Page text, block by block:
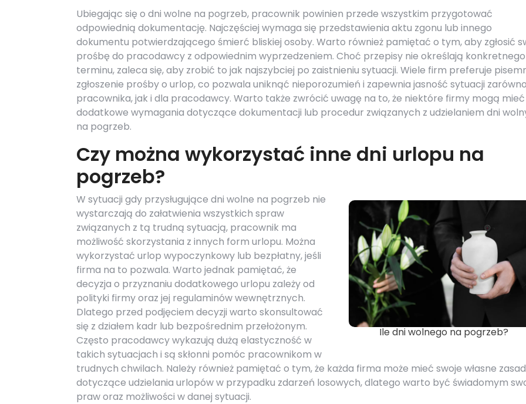
Ubiegając się o dni wolne na pogrzeb, pracownik powinien przede wszystkim przygotować
odpowiednią dokumentację. Najczęściej wymaga się przedstawienia aktu zgonu lub innego
dokumentu potwierdzającego śmierć bliskiej osoby. Warto również pamiętać o tym, aby zgłosić
prośbę do pracodawcy z odpowiednim wyprzedzeniem. Choć przepisy nie określają konkretnego
terminu, zaleca się, aby zrobić to jak najszybciej po zaistnieniu sytuacji. Wiele firm preferuje
zgłoszenie prośby o urlop, co pozwala uniknąć nieporozumień i zapewnia jasność sytuacji
pracownika, jak i dla pracodawcy. Warto także zwrócić uwagę na to, że niektóre firmy mogą mieć
dodatkowe wymagania dotyczące dokumentacji lub procedur związanych z udzielaniem dni
na pogrzeb.
Czy można wykorzystać inne dni urlopu na
pogrzeb?
Ile dni wolnego na pogrzeb?
W sytuacji gdy przysługujące dni wolne na pogrzeb nie
wystarczają do załatwienia wszystkich spraw
związanych z tą trudną sytuacją, pracownik ma
możliwość skorzystania z innych form urlopu. Można
wykorzystać urlop wypoczynkowy lub bezpłatny, jeśli
firma na to pozwala. Warto jednak pamiętać, że
decyzja o przyznaniu dodatkowego urlopu zależy od
polityki firmy oraz jej regulaminów wewnętrznych.
Dlatego przed podjęciem decyzji warto skonsultować
się z działem kadr lub bezpośrednim przełożonym.
Często pracodawcy wykazują dużą elastyczność w
takich sytuacjach i są skłonni pomóc pracownikom w
trudnych chwilach. Należy również pamiętać o tym, że każda firma może mieć swoje własne
dotyczące udzielania urlopów w przypadku zdarzeń losowych, dlatego warto być świadomym
praw oraz możliwości w danej sytuacji.